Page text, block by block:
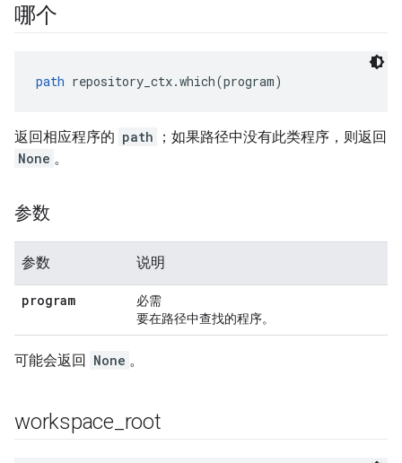
哪个
path repository_ctx.which(program)
返回相应程序的 path
；如果路径中没有此类程序，则返回
None 。
参数
参数 说明
program
必需
要在路径中查找的程序。
可能会返回 None 。
workspace root